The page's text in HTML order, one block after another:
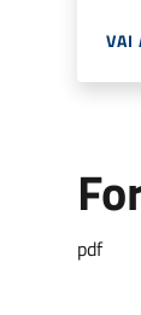
VAI
pdf